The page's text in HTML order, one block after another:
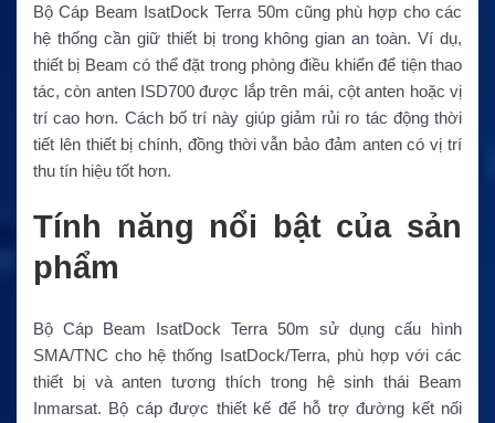
Bộ Cáp Beam IsatDock Terra 50m cũng phù hợp cho các
hệ thống cần giữ thiết bị trong không gian an toàn. Ví dụ,
thiết bị Beam có thể đặt trong phòng điều khiển để tiện thao
tác, còn anten ISD700 được lắp trên mái, cột anten hoặc vị
trí cao hơn. Cách bố trí này giúp giảm rủi ro tác động thời
tiết lên thiết bị chính, đồng thời vẫn bảo đảm anten có vị trí
thu tín hiệu tốt hơn.
Tính năng nổi bật của sản
phẩm
Bộ Cáp Beam IsatDock Terra 50m sử dụng cấu hình
SMA/TNC cho hệ thống IsatDock/Terra, phù hợp với các
thiết bị và anten tương thích trong hệ sinh thái Beam
Inmarsat. Bộ cáp được thiết kế để hỗ trợ đường kết nối